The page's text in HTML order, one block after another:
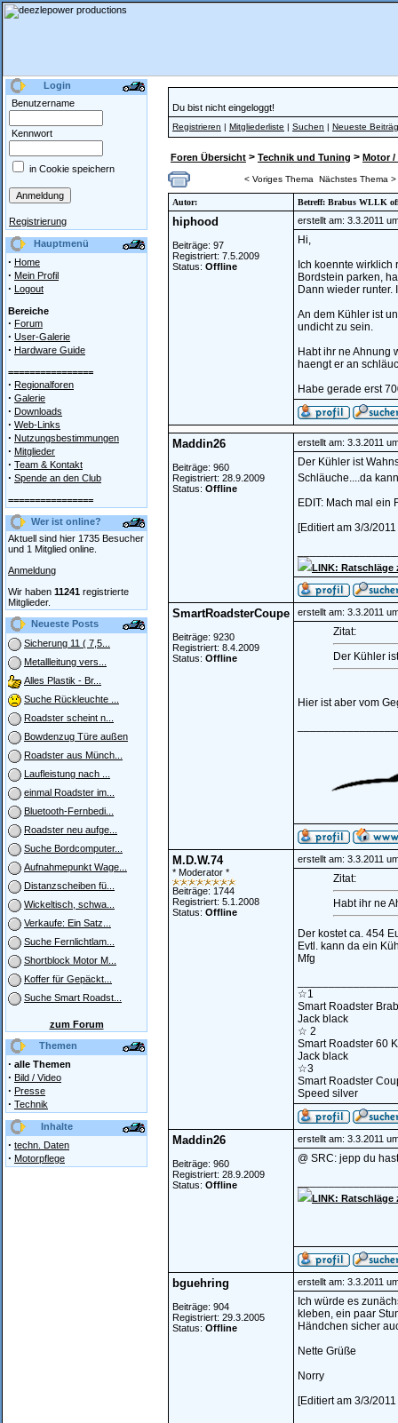
Login
Benutzername
Kennwort
in Cookie speichern
Registrierung
Hauptmenü
· Home
· Mein Profil
· Logout
Bereiche
· Forum
· User-Galerie
· Hardware Guide
================
· Regionalforen
· Galerie
· Downloads
· Web-Links
· Nutzungsbestimmungen
· Mitglieder
· Team & Kontakt
· Spende an den Club
================
Wer ist online?
Aktuell sind hier 1735 Besucher
und 1 Mitglied online.
Anmeldung
Wir haben 11241 registrierte
Mitglieder.
Neueste Posts
Sicherung 11 ( 7,5...
Metallleitung vers...
Alles Plastik - Br...
Suche Rückleuchte ...
Roadster scheint n...
Bowdenzug Türe außen
Roadster aus Münch...
Laufleistung nach ...
einmal Roadster im...
Bluetooth-Fernbedi...
Roadster neu aufge...
Suche Bordcomputer...
Aufnahmepunkt Wage...
Distanzscheiben fü...
Wickeltisch, schwa...
Verkaufe: Ein Satz...
Suche Fernlichtlam...
Shortblock Motor M...
Koffer für Gepäckt...
Suche Smart Roadst...
zum Forum
Themen
· alle Themen
· Bild / Video
· Presse
· Technik
Inhalte
· techn. Daten
· Motorpflege
Du bist nicht eingeloggt!
Registrieren | Mitgliederliste | Suchen | Neueste
Foren Übersicht > Technik und Tuning > Motor /
< Voriges Thema Nächstes Thema >
Autor: Betreff: Brabus WLLK
hiphood
Beiträge: 97
Registriert: 7.5.2009
Status: Offline
erstellt am: 3.3.2011
Hi,
Ich koennte
Bordstein parken,
Dann wieder
An dem Kühler ist
undicht zu sein.
Habt ihr ne Ahnung
haengt er an
Habe gerade erst
Maddin26
Beiträge: 960
Registriert: 28.9.2009
Status: Offline
erstellt am: 3.3.2011
Der Kühler ist
Schläuche....da
EDIT: Mach mal ein
[Editiert am 3/3/
LINK: Ratschläge
SmartRoadsterCoupe
Beiträge: 9230
Registriert: 8.4.2009
Status: Offline
erstellt am: 3.3.2011
Zitat:
Der Kühler
Hier ist aber vom
M.D.W.74
* Moderator *
Beiträge: 1744
Registriert: 5.1.2008
Status: Offline
erstellt am: 3.3.2011
Zitat:
Habt ihr ne
Der kostet ca. 454
Evtl. kann da ein
Mfg
☆1
Smart Roadster
Jack black
☆ 2
Smart Roadster 60
Jack black
☆3
Smart Roadster
Speed silver
Maddin26
Beiträge: 960
Registriert: 28.9.2009
Status: Offline
erstellt am: 3.3.2011
@ SRC: jepp du
LINK: Ratschläge
bguehring
Beiträge: 904
Registriert: 29.3.2005
Status: Offline
erstellt am: 3.3.2011
Ich würde es
kleben, ein paar
Händchen sicher
Nette Grüße
Norry
[Editiert am 3/3/